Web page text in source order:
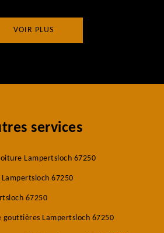
VOIR PLUS
services
Lampertsloch 67250
67250
67250
gouttières Lampertsloch 67250